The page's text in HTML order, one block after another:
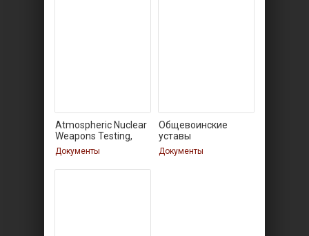
Atmospheric Nuclear
Weapons Testing,
Документы
Общевоинские
уставы
вооруженных сил
СССР
Документы